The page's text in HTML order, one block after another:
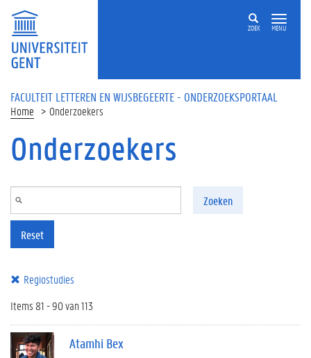
Overslaan en naar de inhoud gaan
ZOEK MENU
FACULTEIT LETTEREN EN WIJSBEGEERTE - ONDERZOEKSPORTAAL
Home Onderzoekers
Onderzoekers
Zoeken
Reset
Regiostudies
Items 81 - 90 van 113
Atamhi Bex